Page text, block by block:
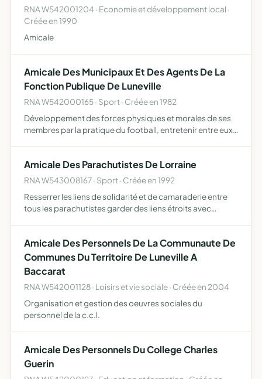
RNA W542001204 · Economie et développement local ·
Créée en 1990
Amicale
Amicale Des Municipaux Et Des Agents De La
Fonction Publique De Luneville
RNA W542000165 · Sport · Créée en 1982
Développement des forces physiques et morales de ses
membres par la pratique du football, entretenir entre eux
Amicale Des Parachutistes De Lorraine
RNA W543008167 · Sport · Créée en 1992
Resserrer les liens de solidarité et de camaraderie entre
tous les parachutistes garder des liens étroits avec
Amicale Des Personnels De La Communaute De
Communes Du Territoire De Luneville A
Baccarat
RNA W542001128 · Loisirs et vie sociale · Créée en 2004
Organisation et gestion des oeuvres sociales du
personnel de la c.c.l.
Amicale Des Personnels Du College Charles
Guerin